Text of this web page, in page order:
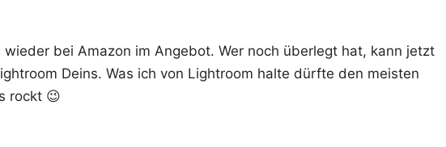
bei Ama­zon im Ange­bot. Wer noch über­legt hat, kann jetzt
Deins. Was ich von Ligh­t­room hal­te dürf­te den meis­ten
rockt 😉